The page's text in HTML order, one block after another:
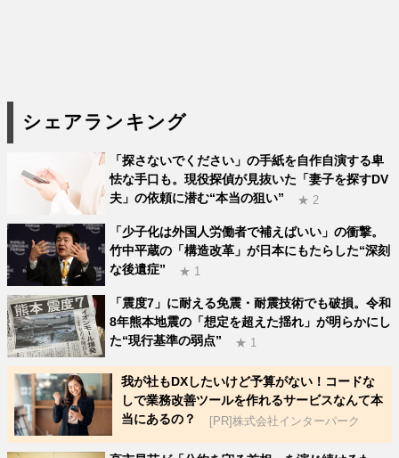
シェアランキング
「探さないでください」の手紙を自作自演する卑
怯な手口も。現役探偵が見抜いた「妻子を探すDV
夫」の依頼に潜む“本当の狙い”
★ 2
「少子化は外国人労働者で補えばいい」の衝撃。
竹中平蔵の「構造改革」が日本にもたらした“深刻
な後遺症”
★ 1
「震度7」に耐える免震・耐震技術でも破損。令和
8年熊本地震の「想定を超えた揺れ」が明らかにし
た“現行基準の弱点”
★ 1
我が社もDXしたいけど予算がない！コードな
しで業務改善ツールを作れるサービスなんて本
当にあるの？
[PR]株式会社インターパーク